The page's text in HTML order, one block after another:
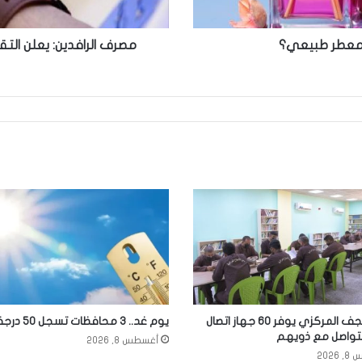
طبيعي؟
مصرف الرافدين: يعلن
سجن النجف المركزي يوفر 60 جهاز اتصال
للتواصل مع ذويهم
يوم غد.. 3 محافظات تسجل 50 درجة مئوية
أغسطس 8, 2026